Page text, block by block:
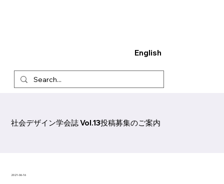
English
社会デザイン学会誌 Vol.13投稿募集のご案内
2021-06-16